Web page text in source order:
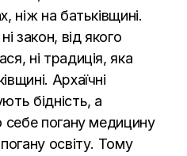
ніж на батьківщині.
закон, від якого
ні традиція, яка
Архаїчні
бідність, а
себе погану медицину
освіту. Тому